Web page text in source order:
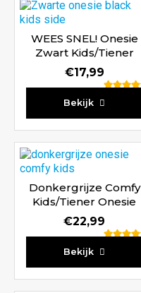
WEES SNEL! Onesie
Zwart Kids/Tiener
€17,99
Bekijk
Donkergrijze Comfy
Kids/Tiener Onesie
€22,99
Bekijk